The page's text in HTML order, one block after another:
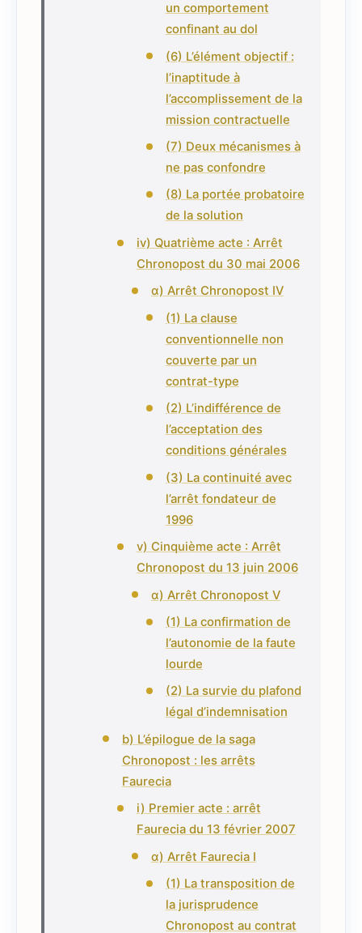
un comportement
confinant au dol
(6) L’élément objectif :
l’inaptitude à
l’accomplissement de la
mission contractuelle
(7) Deux mécanismes à
ne pas confondre
(8) La portée probatoire
de la solution
iv) Quatrième acte : Arrêt
Chronopost du 30 mai 2006
α) Arrêt Chronopost IV
(1) La clause
conventionnelle non
couverte par un
contrat-type
(2) L’indifférence de
l’acceptation des
conditions générales
(3) La continuité avec
l’arrêt fondateur de
1996
v) Cinquième acte : Arrêt
Chronopost du 13 juin 2006
α) Arrêt Chronopost V
(1) La confirmation de
l’autonomie de la faute
lourde
(2) La survie du plafond
légal d’indemnisation
b) L’épilogue de la saga
Chronopost : les arrêts
Faurecia
i) Premier acte : arrêt
Faurecia du 13 février 2007
α) Arrêt Faurecia I
(1) La transposition de
la jurisprudence
Chronopost au contrat